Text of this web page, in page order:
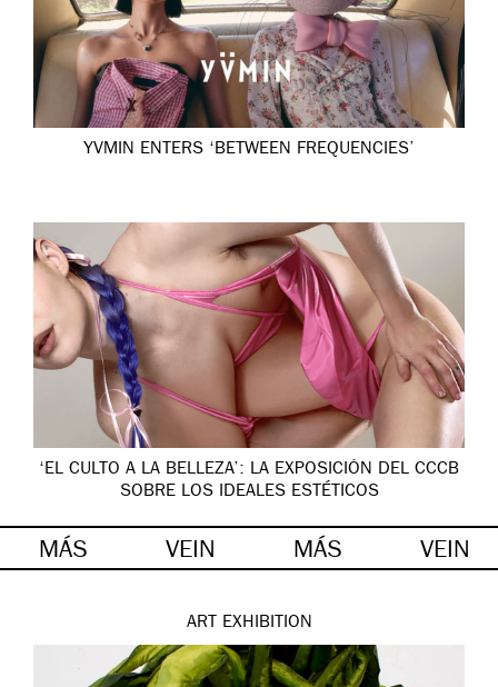
YVMIN ENTERS ‘BETWEEN FREQUENCIES’
‘EL CULTO A LA BELLEZA’: LA EXPOSICIÓN DEL CCCB
SOBRE LOS IDEALES ESTÉTICOS
MÁS VEIN MÁS VEIN
ART EXHIBITION